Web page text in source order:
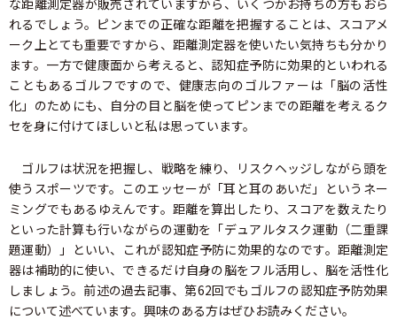
な距離測定器が販売されていますから、いくつかお持ちの方もおら
れるでしょう。ピンまでの正確な距離を把握することは、スコアメ
ーク上とても重要ですから、距離測定器を使いたい気持ちも分かり
ます。一方で健康面から考えると、認知症予防に効果的といわれる
こともあるゴルフですので、健康志向のゴルファーは「脳の活性
化」のためにも、自分の目と脳を使ってピンまでの距離を考えるク
セを身に付けてほしいと私は思っています。
ゴルフは状況を把握し、戦略を練り、リスクヘッジしながら頭を
使うスポーツです。このエッセーが「耳と耳のあいだ」というネー
ミングでもあるゆえんです。距離を算出したり、スコアを数えたり
といった計算も行いながらの運動を「デュアルタスク運動（二重課
題運動）」といい、これが認知症予防に効果的なのです。距離測定
器は補助的に使い、できるだけ自身の脳をフル活用し、脳を活性化
しましょう。前述の過去記事、第62回でもゴルフの認知症予防効果
について述べています。興味のある方はぜひお読みください。